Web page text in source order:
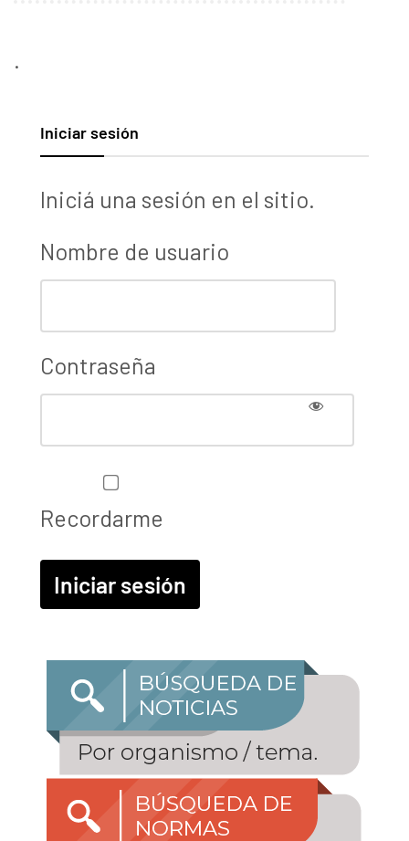
.
Iniciar sesión
Iniciá una sesión en el sitio.
Nombre de usuario
Contraseña
Recordarme